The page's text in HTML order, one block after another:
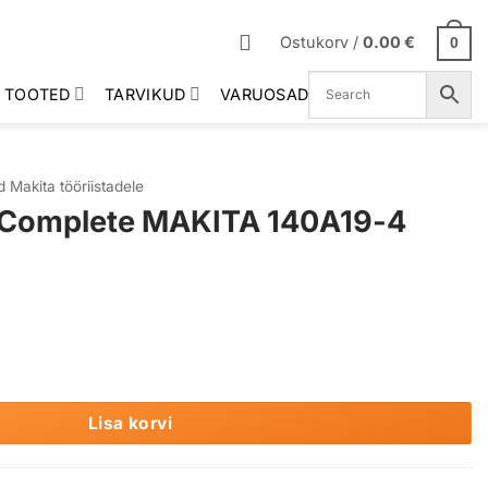
Ostukorv /0.00€ 0
TARVIKUD VARUOSAD
Makita tööriistadele
MAKITA 140A19-4
140A19-4 kogus
Lisa korvi